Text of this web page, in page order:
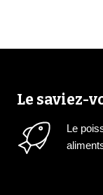
Le saviez-
Le